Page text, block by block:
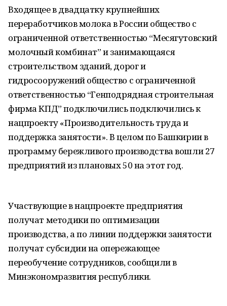
Входящее в двадцатку крупнейших
переработчиков молока в России общество с
ограниченной ответственностью “Месягутовский
молочный комбинат” и занимающаяся
строительством зданий, дорог и
гидросооружений общество с ограниченной
ответственностью “Генподрядная строительная
фирма КПД” подключились подключились к
нацпроекту «Производительность труда и
поддержка занятости». В целом по Башкирии в
программу бережливого производства вошли 27
предприятий из плановых 50 на этот год.
Участвующие в нацпроекте предприятия
получат методики по оптимизации
производства, а по линии поддержки занятости
получат субсидии на опережающее
переобучение сотрудников, сообщили в
Минэкономразвития республики.